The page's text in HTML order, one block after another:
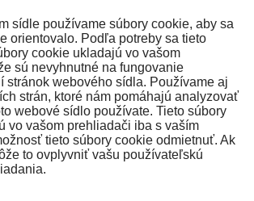
sídle používame súbory cookie, aby sa
orientovalo. Podľa potreby sa tieto
cookie ukladajú vo vašom
sú nevyhnutné na fungovanie
stránok webového sídla. Používame aj
strán, ktoré nám pomáhajú analyzovať
webové sídlo používate. Tieto súbory
vo vašom prehliadači iba s vaším
tieto súbory cookie odmietnuť. Ak
to ovplyvniť vašu používateľskú